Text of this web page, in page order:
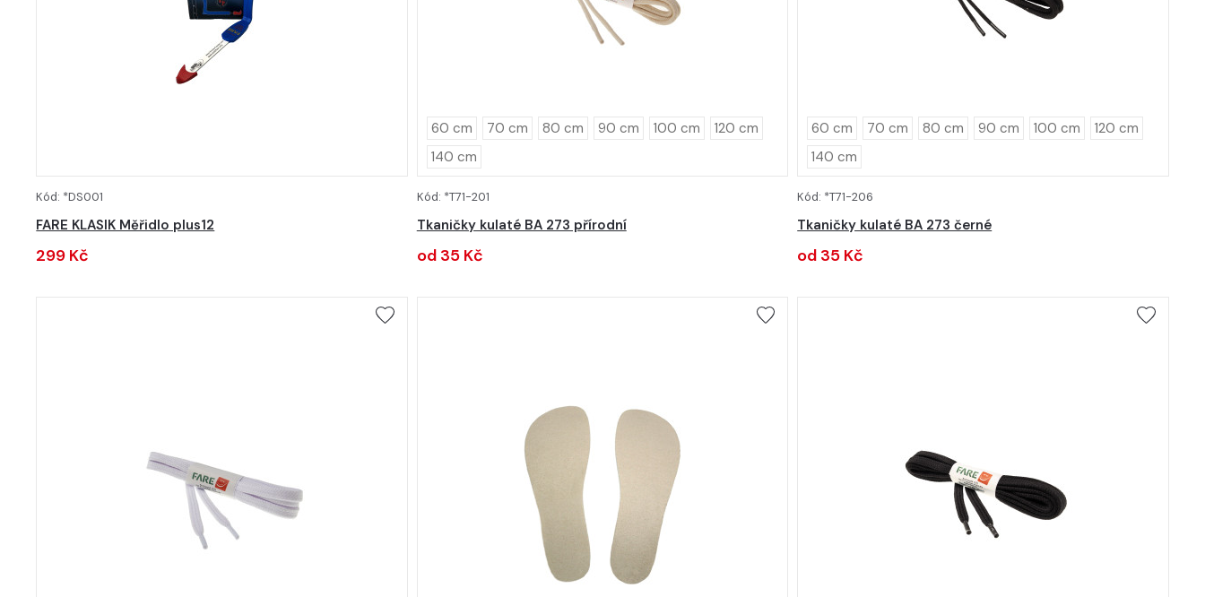
Kód: *DS001
FARE KLASIK Měřidlo plus12
299 Kč
60 cm 70 cm 80 cm 90 cm 100 cm
120 cm
140 cm
Kód: *T71-201
Tkaničky kulaté BA 273 přírodní
od 35 Kč
60 cm 70 cm 80 cm 90 cm 100 cm
120 cm
140 cm
Kód: *T71-206
Tkaničky kulaté BA 273 černé
od 35 Kč